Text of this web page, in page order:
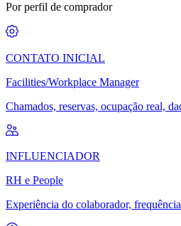
Por perfil de comprador
CONTATO INICIAL
Facilities/Workplace Manager
Chamados, reservas, ocupação real,
INFLUENCIADOR
RH e People
Experiência do colaborador,